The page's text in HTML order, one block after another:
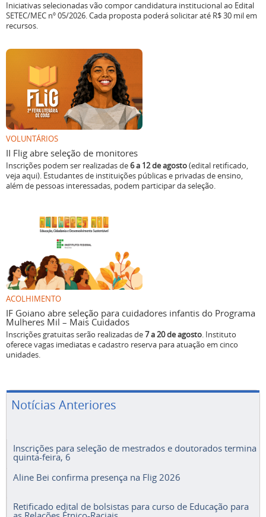
Iniciativas selecionadas vão compor candidatura institucional ao Edital
SETEC/MEC nº 05/2026. Cada proposta poderá solicitar até R$ 30 mil em
recursos.
VOLUNTÁRIOS
II Flig abre seleção de monitores
Inscrições podem ser realizadas de6 a 12 de agosto(edital retificado,
veja aqui). Estudantes de instituições públicas e privadas de ensino,
além de pessoas interessadas, podem participar da seleção.
ACOLHIMENTO
IF Goiano abre seleção para cuidadores infantis do Programa
Mulheres Mil – Mais Cuidados
Inscrições gratuitas serão realizadas de7 a 20 de agosto. Instituto
oferece vagas imediatas e cadastro reserva para atuação em cinco
unidades.
Notícias Anteriores
Inscrições para seleção de mestrados e doutorados termina
quinta-feira, 6
Aline Bei confirma presença na Flig 2026
Retificado edital de bolsistas para curso de Educação para